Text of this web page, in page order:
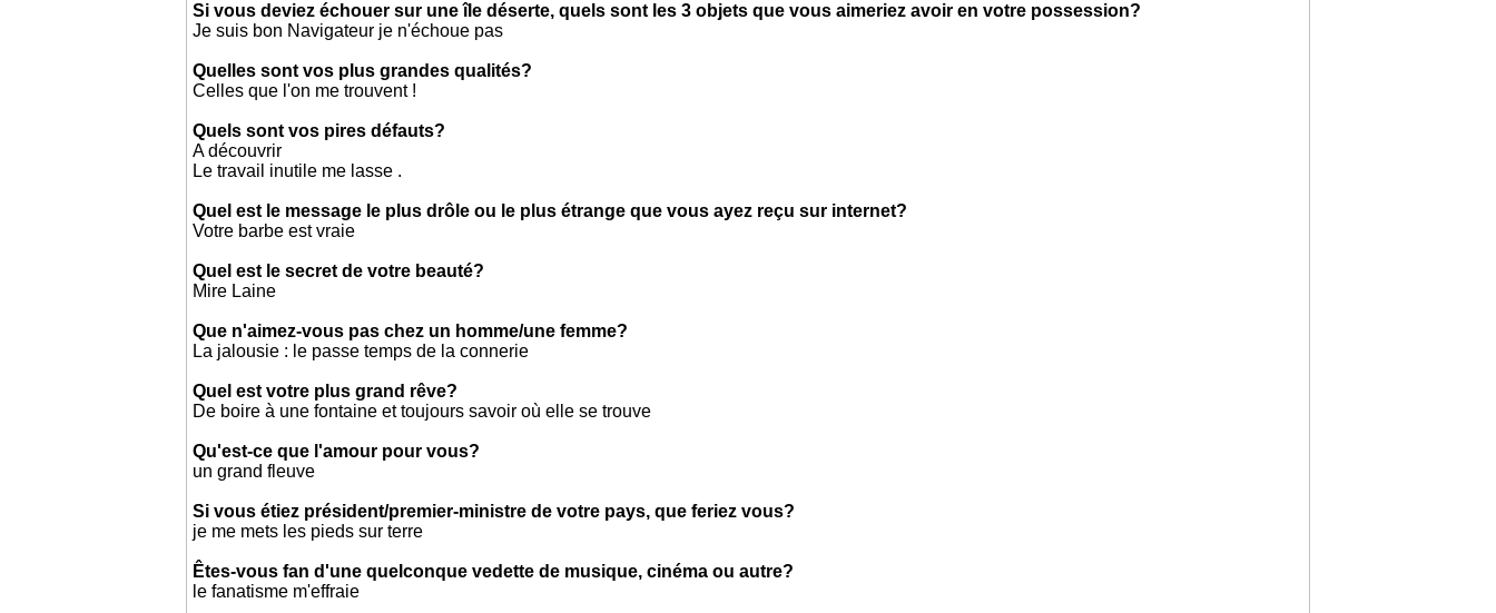
Si vous deviez échouer sur une île déserte, quels sont les 3 objets que vous aimeriez avoir en votre possession?
Je suis bon Navigateur je n'échoue pas
Quelles sont vos plus grandes qualités?
Celles que l'on me trouvent !
Quels sont vos pires défauts?
A découvrir
Le travail inutile me lasse .
Quel est le message le plus drôle ou le plus étrange que vous ayez reçu sur internet?
Votre barbe est vraie
Quel est le secret de votre beauté?
Mire Laine
Que n'aimez-vous pas chez un homme/une femme?
La jalousie : le passe temps de la connerie
Quel est votre plus grand rêve?
De boire à une fontaine et toujours savoir où elle se trouve
Qu'est-ce que l'amour pour vous?
un grand fleuve
Si vous étiez président/premier-ministre de votre pays, que feriez vous?
je me mets les pieds sur terre
Êtes-vous fan d'une quelconque vedette de musique, cinéma ou autre?
le fanatisme m'effraie